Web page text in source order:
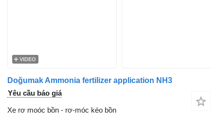
VIDEO
Doğumak Ammonia fertilizer application NH3
Yêu cầu báo giá
Xe rơ moóc bồn - rơ-móc kéo bồn